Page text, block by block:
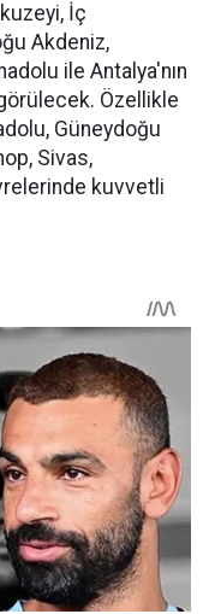
İç
Akdeniz,
ile Antalya'nın
Özellikle
Güneydoğu
Sivas,
kuvvetli